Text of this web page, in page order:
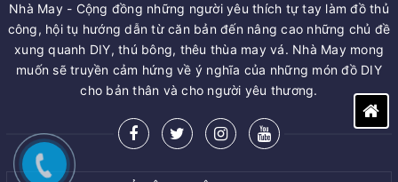
Nhà May - Cộng đồng những người yêu thích tự tay làm đồ thủ
công, hội tụ hướng dẫn từ căn bản đến nâng cao những chủ đề
xung quanh DIY, thú bông, thêu thùa may vá. Nhà May mong
muốn sẽ truyền cảm hứng về ý nghĩa của những món đồ DIY
cho bản thân và cho người yêu thương.